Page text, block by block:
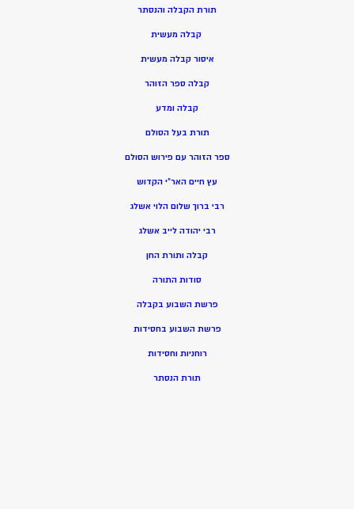
תורת הקבלה והנסתר
קבלה מעשית
איסור קבלה מעשית
קבלה ספר הזוהר
קבלה ומדע
תורת בעל הסולם
ספר הזוהר עם פירוש הסולם
עץ חיים האר”י הקדוש
רבי ברוך שלום הלוי אשלג
רבי יהודה לייב אשלג
קבלה ותורת החן
סודות התורה
פרשת השבוע בקבלה
פרשת השבוע בחסידות
רוחניות וחסידות
תורת הנסתר